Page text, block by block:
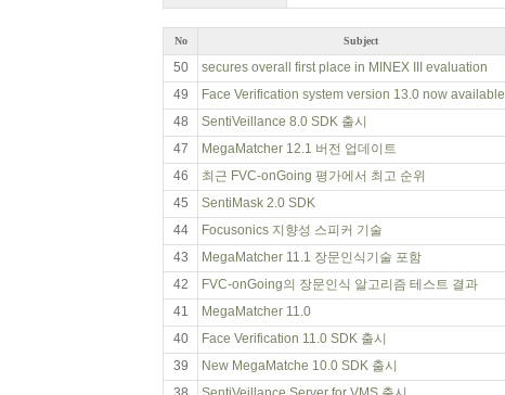
No Subject
50 secures overall first place in MINEX III evaluation
49
Face Verification system version 13.0 now available
48
SentiVeillance 8.0 SDK 출시
47
MegaMatcher 12.1 버전 업데이트
46
최근 FVC-onGoing 평가에서 최고 순위
45
SentiMask 2.0 SDK
44
Focusonics 지향성 스피커 기술
43
MegaMatcher 11.1 장문인식기술 포함
42
FVC-onGoing의 장문인식 알고리즘 테스트 결과
41
MegaMatcher 11.0
40
Face Verification 11.0 SDK 출시
39
New MegaMatche 10.0 SDK 출시